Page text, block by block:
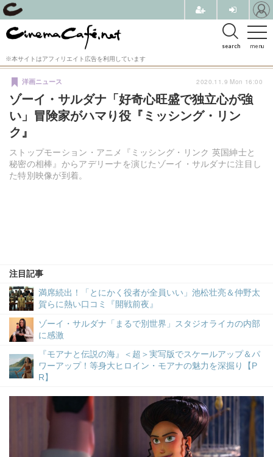
menu
search
※本サイトはアフィリエイト広告を利用しています
ゾーイ・サルダナ「好奇心旺盛で独立心が強
い」冒険家がハマり役『ミッシング・リン
ク』
ストップモーション・アニメ『ミッシング・リンク 英国紳士と
秘密の相棒』からアデリーナを演じたゾーイ・サルダナに注目し
た特別映像が到着。
洋画ニュース
注目記事
満席続出！「とにかく役者が全員いい」池松壮亮＆仲野太
賀らに熱い口コミ『開戦前夜』
ゾーイ・サルダナ「まるで別世界」スタジオライカの内部
に感激
『モアナと伝説の海』＜超＞実写版でスケールアップ＆パ
ワーアップ！等身大ヒロイン・モアナの魅力を深掘り【P
R】
2020.11.9 Mon 16:00